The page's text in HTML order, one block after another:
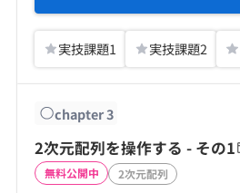
実技課題1 実技課題2
chapter3
2次元配列を操作する - その1
無料公開中 2次元配列